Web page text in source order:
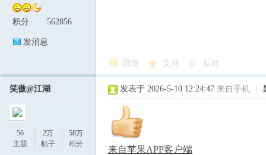
积分 562856
发消息
回复 支持 反对
笑傲@江湖
56
主题
2万
帖子
58万
积分
发表于 2026-5-10 12:24:47 来自手机
来自苹果APP客户端